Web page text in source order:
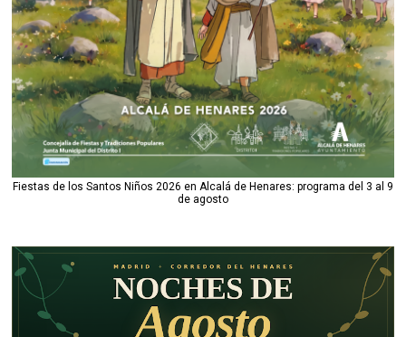
Fiestas de los Santos Niños 2026 en Alcalá de Henares: programa del 3 al 9
de agosto